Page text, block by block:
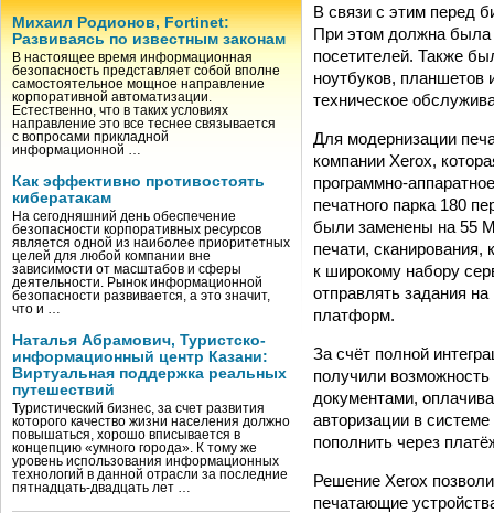
Михаил Родионов, Fortinet:
Развиваясь по известным законам
В настоящее время информационная
безопасность представляет собой вполне
самостоятельное мощное направление
корпоративной автоматизации.
Естественно, что в таких условиях
направление это все теснее связывается
с вопросами прикладной
информационной …
Как эффективно противостоять
кибератакам
На сегодняшний день обеспечение
безопасности корпоративных ресурсов
является одной из наиболее приоритетных
целей для любой компании вне
зависимости от масштабов и сферы
деятельности. Рынок информационной
безопасности развивается, а это значит,
что и …
Наталья Абрамович, Туристско-
информационный центр Казани:
Виртуальная поддержка реальных
путешествий
Туристический бизнес, за счет развития
которого качество жизни населения должно
повышаться, хорошо вписывается в
концепцию «умного города». К тому же
уровень использования информационных
технологий в данной отрасли за последние
пятнадцать-двадцать лет …
В связи с этим перед
При этом должна была
посетителей. Также
ноутбуков, планшетов
техническое
Для модернизации
компании Xerox,
программно-
печатного парка 180
были заменены на 55
печати,
к широкому набору
отправлять задания
платформ.
За счёт полной
получили
документами,
авторизации в
пополнить через
Решение Xerox
печатающие